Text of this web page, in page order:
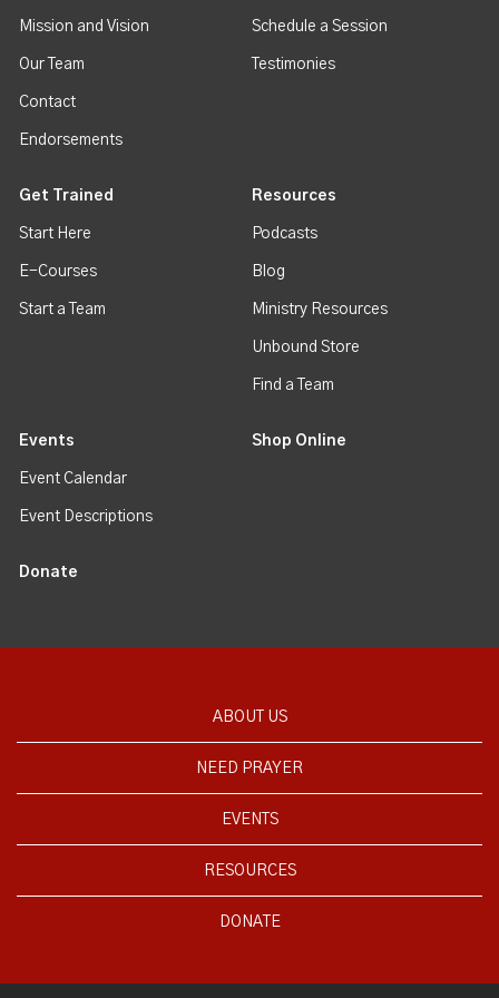
Mission and Vision
Our Team
Contact
Endorsements
Schedule a Session
Testimonies
Get Trained
Start Here
E-Courses
Start a Team
Resources
Podcasts
Blog
Ministry Resources
Unbound Store
Find a Team
Events
Event Calendar
Event Descriptions
Shop Online
Donate
ABOUT US
NEED PRAYER
EVENTS
RESOURCES
DONATE